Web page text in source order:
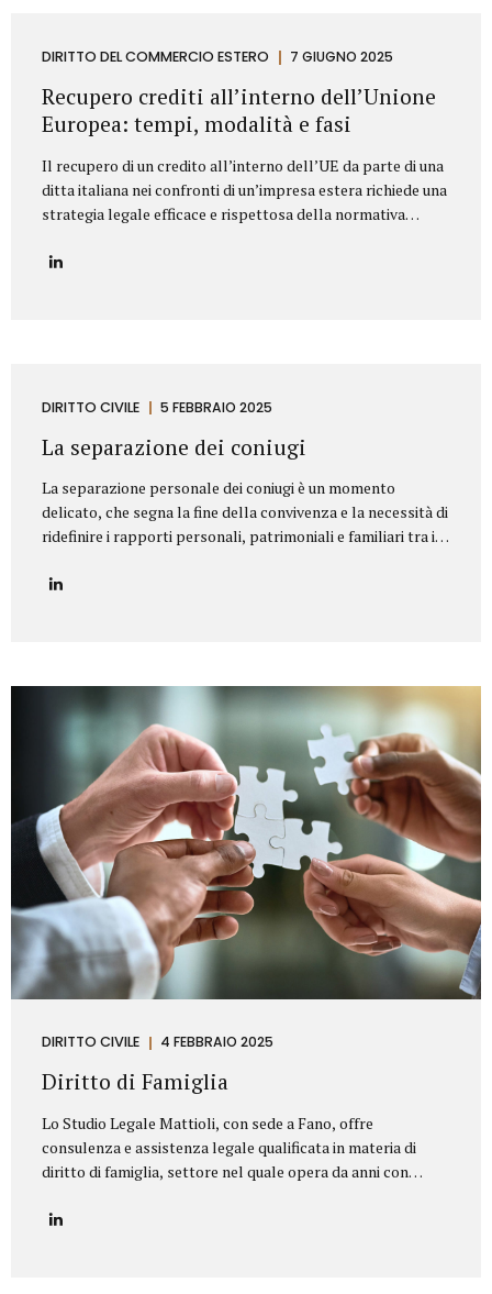
Contract. Oggetto del contratto: chiarezza e dettaglio
preciso e puntuale....
DIRITTO DEL COMMERCIO ESTERO 7 GIUGNO 2025
Recupero crediti all’interno dell’Unione
Europea: tempi, modalità e fasi
Il recupero di un credito all’interno dell’UE da parte di una
ditta italiana nei confronti di un’impresa estera richiede una
strategia legale efficace e rispettosa della normativa
assistenza completa per tutelare i diritti delle imprese
degli interessi maturati e dell’intenzione di agire
spesso risolutiva, mira a evitare...
DIRITTO CIVILE 5 FEBBRAIO 2025
La separazione dei coniugi
La separazione personale dei coniugi è un momento
delicato, che segna la fine della convivenza e la necessità di
ridefinire i rapporti personali, patrimoniali e familiari tra i
assistenza completa e personalizzata in tutte le tipologie
supporto legale e umano per giungere a soluzioni
equilibrate e sostenibili. In particolare, ci occupiamo di:
Consulenza preliminare per comprendere la situazione
familiare e individuare la procedura più adatta...
DIRITTO CIVILE 4 FEBBRAIO 2025
Diritto di Famiglia
Lo Studio Legale Mattioli, con sede a Fano, offre
consulenza e assistenza legale qualificata in materia di
diritto di famiglia, settore nel quale opera da anni con
consolidata, lo Studio affronta con professionalità tutte le